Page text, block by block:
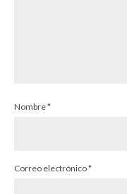
Nombre*
Correo electrónico*